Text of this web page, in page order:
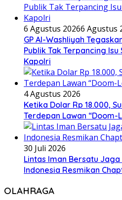
6 Agustus 20266 Agustus
GP Al-Washliyah
Publik Tak Terpancing
Kapolri
4 Agustus 2026
Ketika Dolar Rp 18.000,
Terdepan Lawan “Doom-
30 Juli 2026
Lintas Iman Bersatu Jaga
Indonesia Resmikan
OLAHRAGA